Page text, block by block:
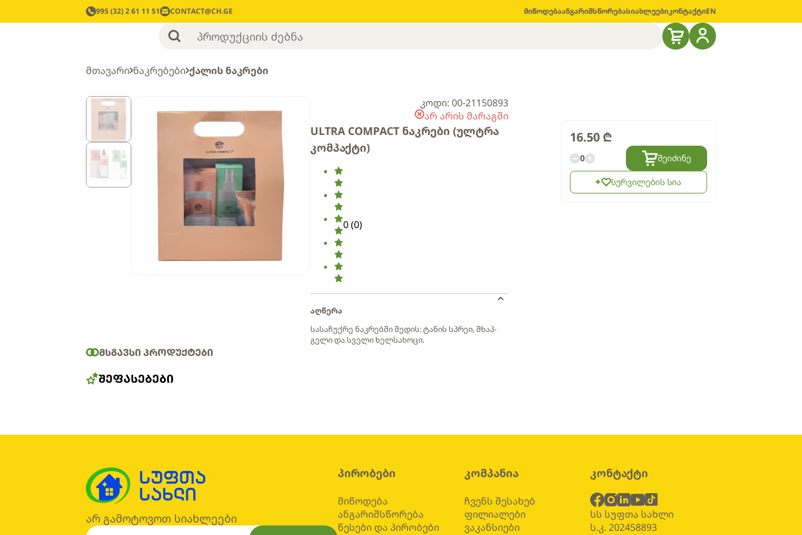
995 (32) 2 61 11 51 CONTACT@CH.GE მიწოდებაანგარიშსწორებასიახლეებიკონტაქტიEN
მთავარი ნაკრებები ქალის ნაკრები
კოდი: 00-21150893
არ არის მარაგში
ULTRA COMPACT ნაკრები (ულტრა
კომპაქტი)
0(0)
აღწერა
სასაჩუქრე ნაკრებში შედის: ტანის სპრეი, შხაპ-
გელი და სველი ხელსახოცი.
ᲛᲡᲒᲐᲕᲡᲘ ᲞᲠᲝᲓᲣᲥᲢᲔᲑᲘ
ᲨᲔᲤᲐᲡᲔᲑᲔᲑᲘ
16.50₾
0 შეიძინე
სურვილების სია
არ გამოტოვოთ სიახლეები
პირობები
მიწოდება
ანგარიშსწორება
წესები და პირობები
კომპანია
ჩვენს შესახებ
ფილიალები
ვაკანსიები
კონტაქტი
სს სუფთა სახლი
ს.კ. 202458893